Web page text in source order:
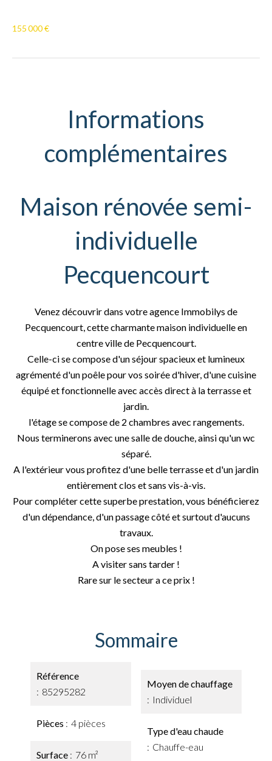
155 000 €
Informations
complémentaires
Maison rénovée semi-
individuelle
Pecquencourt
Venez découvrir dans votre agence Immobilys de
Pecquencourt, cette charmante maison individuelle en
centre ville de Pecquencourt.
Celle-ci se compose d'un séjour spacieux et lumineux
agrémenté d'un poêle pour vos soirée d'hiver, d'une cuisine
équipé et fonctionnelle avec accès direct à la terrasse et
jardin.
l'étage se compose de 2 chambres avec rangements.
Nous terminerons avec une salle de douche, ainsi qu'un wc
séparé.
A l'extérieur vous profitez d'une belle terrasse et d'un jardin
entièrement clos et sans vis-à-vis.
Pour compléter cette superbe prestation, vous bénéficierez
d'un dépendance, d'un passage côté et surtout d'aucuns
travaux.
On pose ses meubles !
A visiter sans tarder !
Rare sur le secteur a ce prix !
Sommaire
Référence
85295282
Pièces 4 pièces
Surface 76 m²
Moyen de chauffage
Individuel
Type d'eau chaude
Chauffe-eau